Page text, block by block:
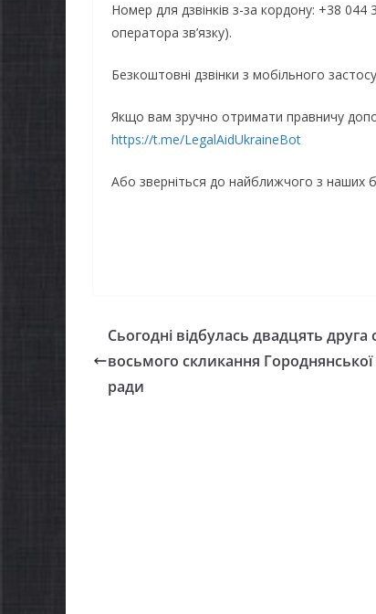
Номер для дзвінків з-за кордону: +38
оператора зв’язку).
Безкоштовні дзвінки з мобільного
Якщо вам зручно отримати правничу
https://t.me/LegalAidUkraineBot
Або зверніться до найближчого з наших
Сьогодні відбулась двадцять друга
восьмого скликання Городнянської
ради
ЗАГАЛЬНОНАЦІОНАЛЬ
НА ХВИЛИНА
МОВЧАННЯ
gormr
НА